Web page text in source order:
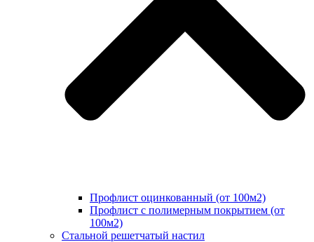
Профлист оцинкованный (от 100м2)
Профлист с полимерным покрытием (от
100м2)
Стальной решетчатый настил